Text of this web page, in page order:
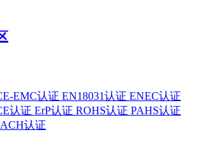
EMC认证 EN18031认证 ENEC认证
认证 ErP认证 ROHS认证 PAHS认证
认证